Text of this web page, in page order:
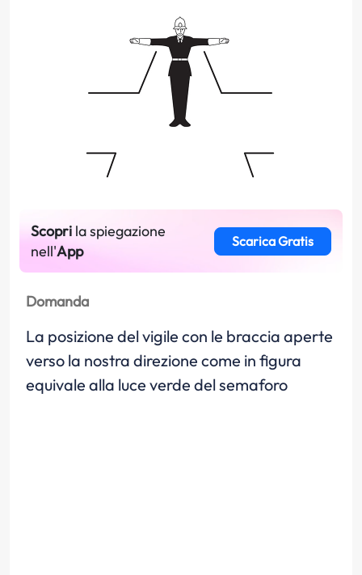
Scopri la spiegazione
nell'App
Scarica Gratis
Domanda
La posizione del vigile con le braccia aperte
verso la nostra direzione come in figura
equivale alla luce verde del semaforo